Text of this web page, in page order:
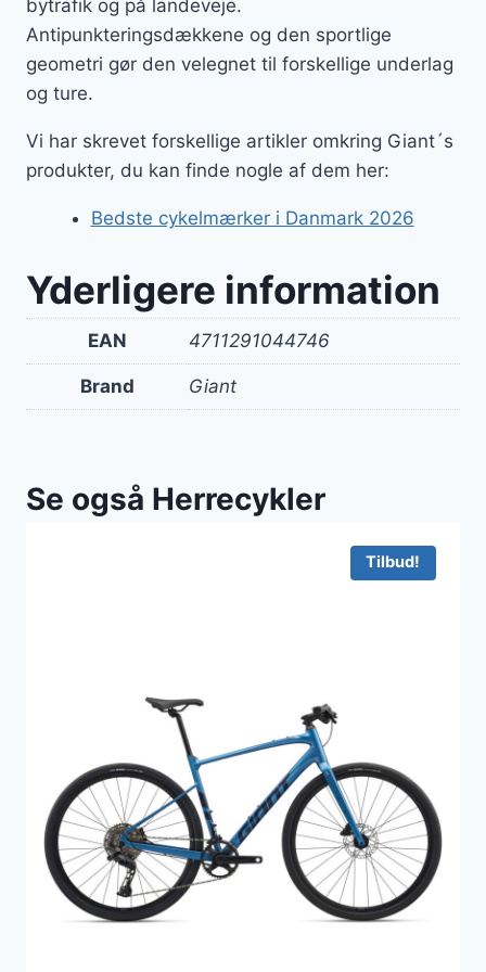
bytrafik og på landeveje.
Antipunkteringsdækkene og den sportlige
geometri gør den velegnet til forskellige underlag
og ture.
Vi har skrevet forskellige artikler omkring Giant´s
produkter, du kan finde nogle af dem her:
Bedste cykelmærker i Danmark 2026
Yderligere information
EAN 4711291044746
Brand Giant
Se også Herrecykler
Tilbud!